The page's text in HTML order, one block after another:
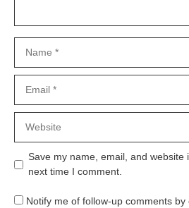
Save my name, email, and website
next time I comment.
Notify me of follow-up comments by